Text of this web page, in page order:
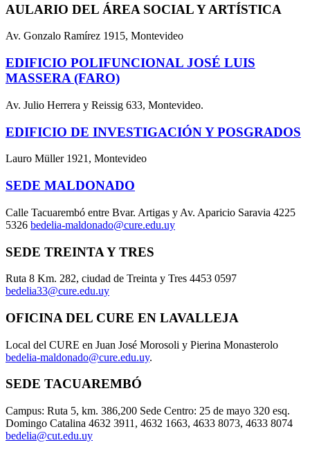
AULARIO DEL ÁREA SOCIAL Y ARTÍSTICA
Av. Gonzalo Ramírez 1915, Montevideo
EDIFICIO POLIFUNCIONAL JOSÉ LUIS
MASSERA (FARO)
Av. Julio Herrera y Reissig 633, Montevideo.
EDIFICIO DE INVESTIGACIÓN Y POSGRADOS
Lauro Müller 1921, Montevideo
SEDE MALDONADO
Calle Tacuarembó entre Bvar. Artigas y Av. Aparicio Saravia 4225
5326 bedelia-maldonado@cure.edu.uy
SEDE TREINTA Y TRES
Ruta 8 Km. 282, ciudad de Treinta y Tres 4453 0597
bedelia33@cure.edu.uy
OFICINA DEL CURE EN LAVALLEJA
Local del CURE en Juan José Morosoli y Pierina Monasterolo
bedelia-maldonado@cure.edu.uy.
SEDE TACUAREMBÓ
Campus: Ruta 5, km. 386,200 Sede Centro: 25 de mayo 320 esq.
Domingo Catalina 4632 3911, 4632 1663, 4633 8073, 4633 8074
bedelia@cut.edu.uy